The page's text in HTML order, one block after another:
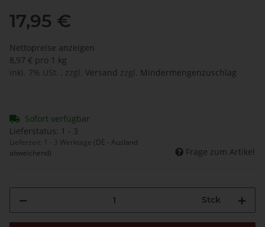
17,95 €
Nettopreise anzeigen
8,97 € pro 1 kg
inkl. 7% USt. , zzgl. Versand zzgl. Mindermengenzuschlag
Sofort verfügbar
Lieferstatus: 1 - 3
Lieferzeit: 1 - 3 Werktage (DE - Ausland
abweichend)
Frage zum Artikel
Stck